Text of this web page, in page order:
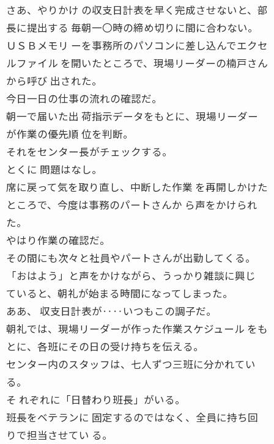
さあ、やりかけ の収支日計表を早く完成させないと、部
長に提出する 毎朝一〇時の締め切りに間に合わない。
ＵＳＢメモリ ーを事務所のパソコンに差し込んでエクセ
ルファイル を開いたところで、現場リーダーの楠戸さん
から呼び 出された。
今日一日の仕事の流れの確認だ。
朝一で届いた出 荷指示データをもとに、現場リーダー
が作業の優先順 位を判断。
それをセンター長がチェックする。
とくに 問題はなし。
席に戻って気を取り直し、中断した作業 を再開しかけた
ところで、今度は事務のパートさんか ら声をかけられ
た。
やはり作業の確認だ。
その間にも次々と社員やパートさんが出勤してくる。
「おはよう」と声をかけながら、うっかり雑談に興じ
ていると、朝礼が始まる時間になってしまった。
ああ、 収支日計表が‥‥いつもこの調子だ。
朝礼では、現場リーダーが作った作業スケジュール をも
とに、各班にその日の受け持ちを伝える。
センター内のスタッフは、七人ずつ三班に分かれてい
る。
そ れぞれに「日替わり班長」がいる。
班長をベテランに 固定するのではなく、全員に持ち回
りで担当させてい る。